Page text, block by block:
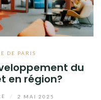
DE PARIS
du
en région?
2 MAI 2025